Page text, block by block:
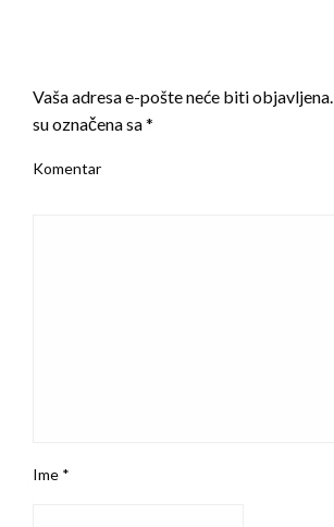
Vaša adresa e-pošte neće biti objavljena.
su označena sa*
Komentar
Ime *